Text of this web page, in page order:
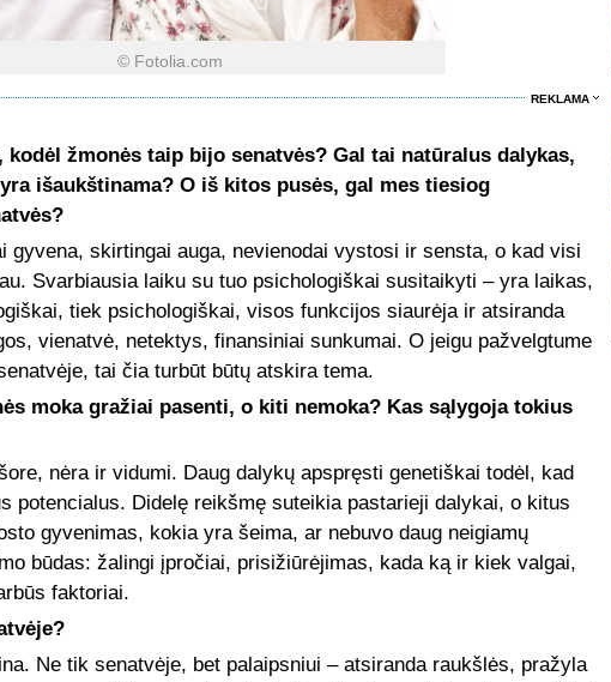
© Fotolia.com
REKLAMA
kodėl žmonės taip bijo senatvės? Gal tai natūralus dalykas,
išaukštinama? O iš kitos pusės, gal mes tiesiog
gyvena, skirtingai auga, nevienodai vystosi ir sensta, o kad visi
Svarbiausia laiku su tuo psichologiškai susitaikyti – yra laikas,
tiek psichologiškai, visos funkcijos siaurėja ir atsiranda
vienatvė, netektys, finansiniai sunkumai. O jeigu pažvelgtume
tai čia turbūt būtų atskira tema.
moka gražiai pasenti, o kiti nemoka? Kas sąlygoja tokius
nėra ir vidumi. Daug dalykų apspręsti genetiškai todėl, kad
potencialus. Didelę reikšmę suteikia pastarieji dalykai, o kitus
gyvenimas, kokia yra šeima, ar nebuvo daug neigiamų
būdas: žalingi įpročiai, prisižiūrėjimas, kada ką ir kiek valgai,
faktoriai.
Ne tik senatvėje, bet palaipsniui – atsiranda raukšlės, pražyla